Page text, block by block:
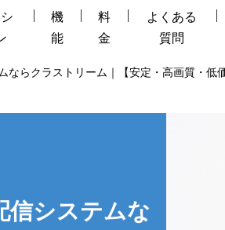
機
能
料
金
よくある
質問
ならクラストリーム｜【安定・高画質・低価
信システムな